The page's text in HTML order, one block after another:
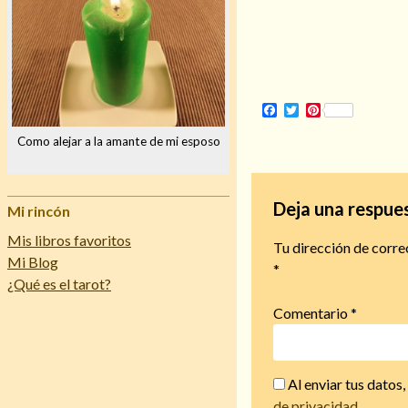
Como alejar a la amante de mi esposo
Mi rincón
Mis libros favoritos
Mi Blog
¿Qué es el tarot?
Facebook
TwitterPinterest
Deja una
Tu dirección de
*
Comentario*
Al enviar tus